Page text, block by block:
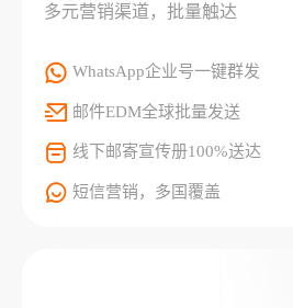
多元营销渠道，批量触达
WhatsApp企业号一键群发
邮件EDM全球批量发送
线下邮寄宣传册100%送达
短信营销，多国覆盖